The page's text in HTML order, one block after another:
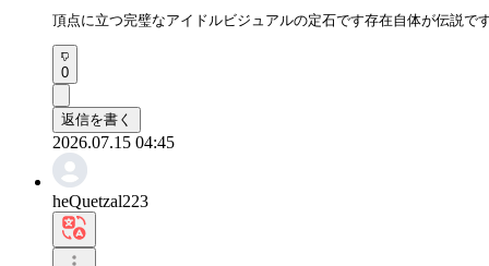
頂点に立つ完璧なアイドルビジュアルの定石です存在自体が伝説で
0
返信を書く
2026.07.15 04:45
heQuetzal223